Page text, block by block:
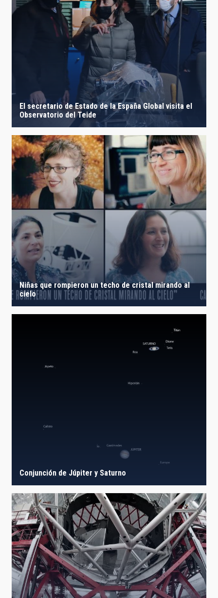
El secretario de Estado de la España Global visita el
Observatorio del Teide
Niñas que rompieron un techo de cristal mirando al
cielo
Conjunción de Júpiter y Saturno